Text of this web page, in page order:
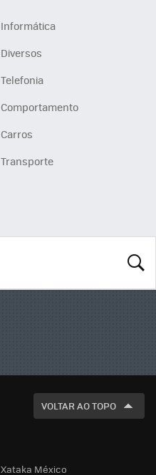
Informática
Diversos
Telefonia
Comportamento
Carros
Transporte
VOLTAR AO TOPO
Xataka México